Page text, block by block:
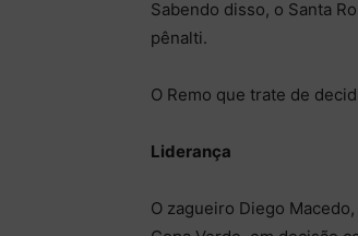
Sabendo disso, o Santa
pênalti.
O Remo que trate de
Liderança
O zagueiro Diego